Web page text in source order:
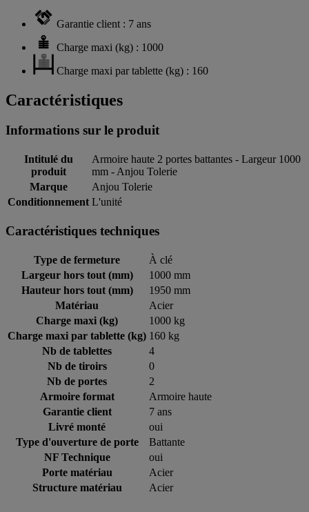
Garantie client : 7 ans
Charge maxi (kg) : 1000
Charge maxi par tablette (kg) : 160
Caractéristiques
Informations sur le produit
Intitulé du
produit
Armoire haute 2 portes battantes - Largeur 1000
mm - Anjou Tolerie
Marque
Anjou Tolerie
Conditionnement L'unité
Caractéristiques techniques
Type de fermeture
À clé
Largeur hors tout (mm)
1000 mm
Hauteur hors tout (mm)
1950 mm
Matériau
Acier
Charge maxi (kg)
1000 kg
Charge maxi par tablette (kg) 160 kg
Nb de tablettes
4
Nb de tiroirs
0
Nb de portes
2
Armoire format
Armoire haute
Garantie client
7 ans
Livré monté
oui
Type d'ouverture de porte
Battante
NF Technique
oui
Porte matériau
Acier
Structure matériau
Acier